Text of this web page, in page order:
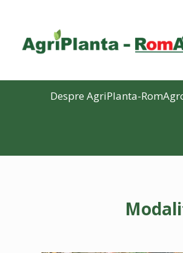
Despre AgriPlanta-